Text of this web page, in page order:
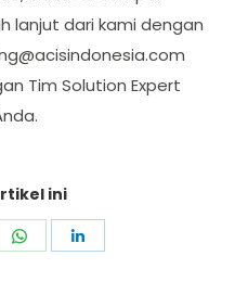
lanjut dari kami dengan
Tim Solution Expert
ini
Share